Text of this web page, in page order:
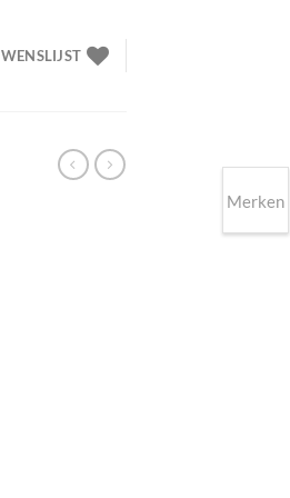
WENSLIJST
Merken